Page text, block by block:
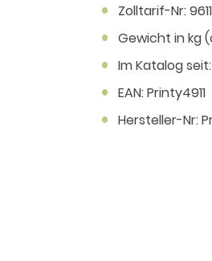
Zolltarif-Nr:
Gewicht in kg
Im Katalog seit:
EAN: Printy4911
Hersteller-Nr: